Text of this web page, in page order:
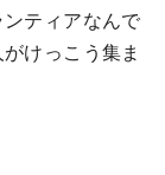
ティアなんで
けっこう集ま